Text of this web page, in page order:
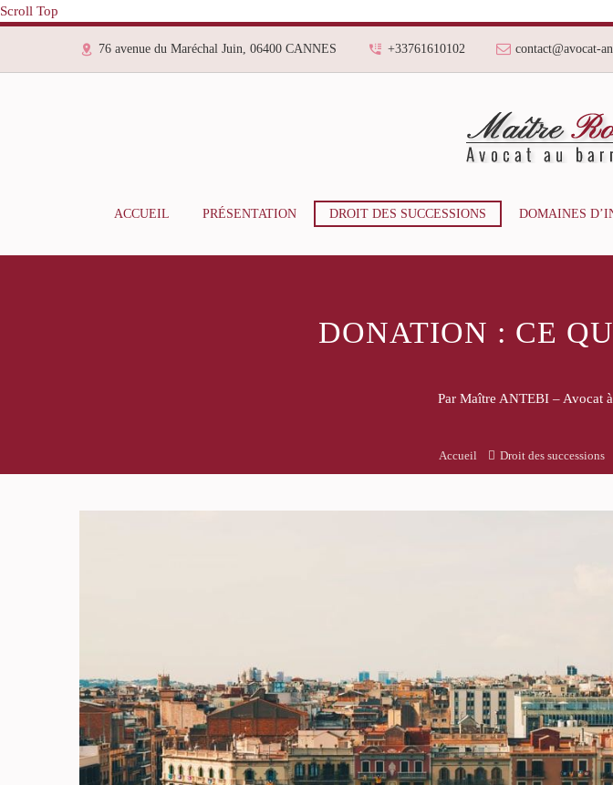
Scroll Top
76 avenue du Maréchal Juin, 06400 CANNES +33761610102 contact@avocat-
ACCUEIL PRÉSENTATION DROIT DES SUCCESSIONS DOMAINES
DONATION : CE
Par Maître ANTEBI – Avocat
Accueil Droit des successions